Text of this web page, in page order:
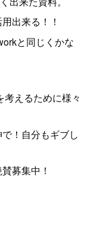
出来る！！
と同じくかな
えるために様々
！自分もギブし
募集中！